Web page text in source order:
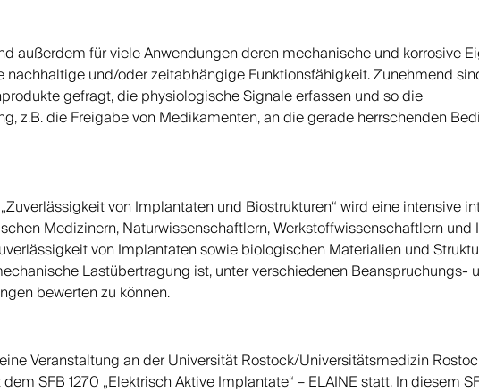
außerdem für viele Anwendungen deren mechanische und korrosive
nachhaltige und/oder zeitabhängige Funktionsfähigkeit. Zunehmend
gefragt, die physiologische Signale erfassen und so die
z.B. die Freigabe von Medikamenten, an die gerade herrschenden
von Implantaten und Biostrukturen“ wird eine intensive
Medizinern, Naturwissenschaftlern, Werkstoffwissenschaftlern und
von Implantaten sowie biologischen Materialien und
Lastübertragung ist, unter verschiedenen Beanspruchungs-
bewerten zu können.
Veranstaltung an der Universität Rostock/Universitätsmedizin
SFB 1270 „Elektrisch Aktive Implantate“ – ELAINE statt. In diesem